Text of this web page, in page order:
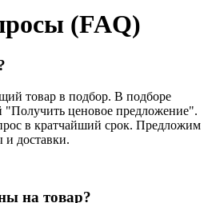
(FAQ)
товар в подбор. В подборе
"Получить ценовое предложение".
в кратчайший срок. Предложим
доставки.
на товар?